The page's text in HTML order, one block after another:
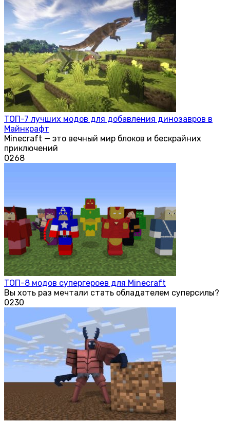
ТОП-7 лучших модов для добавления динозавров в
Майнкрафт
Minecraft — это вечный мир блоков и бескрайних
приключений
0268
ТОП-8 модов супергероев для Minecraft
Вы хоть раз мечтали стать обладателем суперсилы?
0230